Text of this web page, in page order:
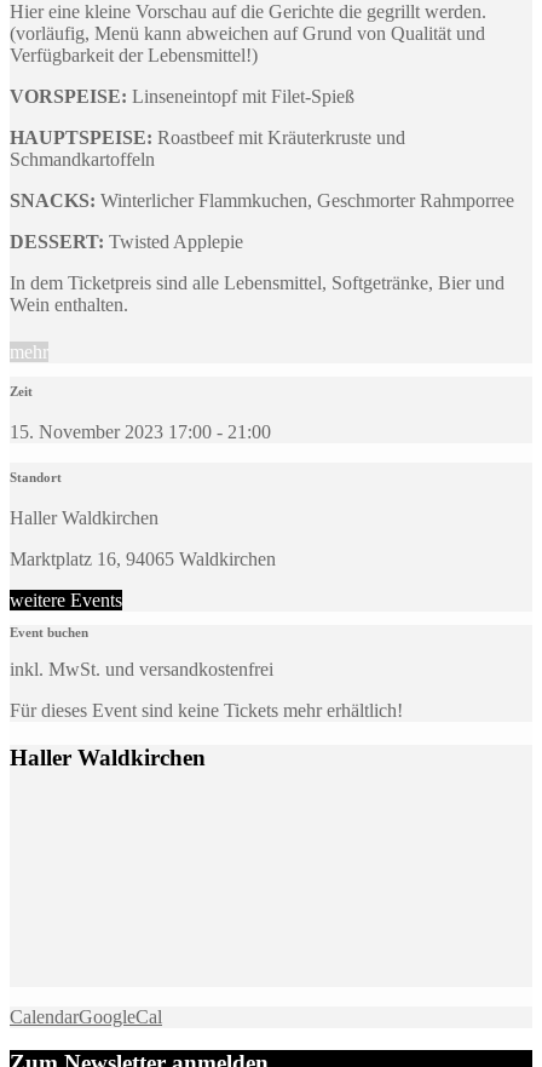
Hier eine kleine Vorschau auf die Gerichte die gegrillt werden.
(vorläufig, Menü kann abweichen auf Grund von Qualität und
Verfügbarkeit der Lebensmittel!)
VORSPEISE: Linseneintopf mit Filet-Spieß
HAUPTSPEISE: Roastbeef mit Kräuterkruste und
Schmandkartoffeln
SNACKS: Winterlicher Flammkuchen, Geschmorter Rahmporree
DESSERT: Twisted Applepie
In dem Ticketpreis sind alle Lebensmittel, Softgetränke, Bier und
Wein enthalten.
mehr
Zeit
15. November 2023 17:00 - 21:00
Standort
Haller Waldkirchen
Marktplatz 16, 94065 Waldkirchen
weitere Events
Event buchen
inkl. MwSt. und versandkostenfrei
Für dieses Event sind keine Tickets mehr erhältlich!
Haller Waldkirchen
CalendarGoogleCal